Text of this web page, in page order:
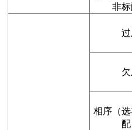
非标
相序（
配